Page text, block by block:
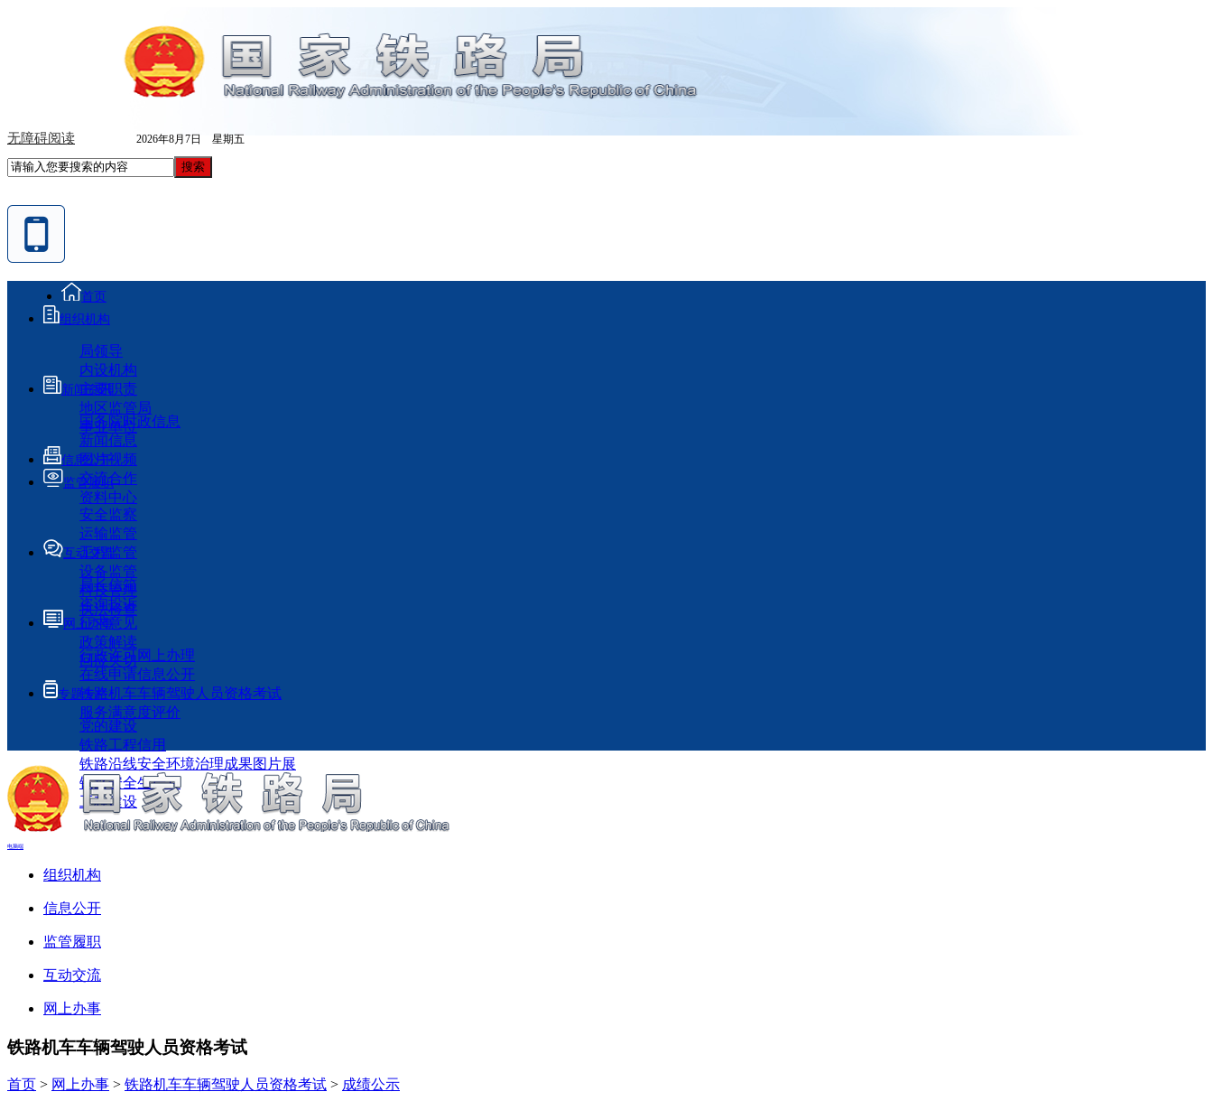
无障碍阅读 2026年8月7日 星期五
首页
组织机构
局领导
内设机构
主要职责
地区监管局
事业单位
新闻资讯
国务院时政信息
新闻信息
图片视频
交流合作
资料中心
信息公开
监管履职
安全监察
运输监管
工程监管
设备监管
科技管理
执法检查
互动交流
局长信箱
咨询投诉
征求意见
政策解读
回应关切
网上办事
行政许可网上办理
在线申请信息公开
铁路机车车辆驾驶人员资格考试
服务满意度评价
专题专栏
党的建设
铁路工程信用
铁路沿线安全环境治理成果图片展
铁路安全生产月
工程建设
电脑端
组织机构
信息公开
监管履职
互动交流
网上办事
铁路机车车辆驾驶人员资格考试
首页 > 网上办事 > 铁路机车车辆驾驶人员资格考试 > 成绩公示